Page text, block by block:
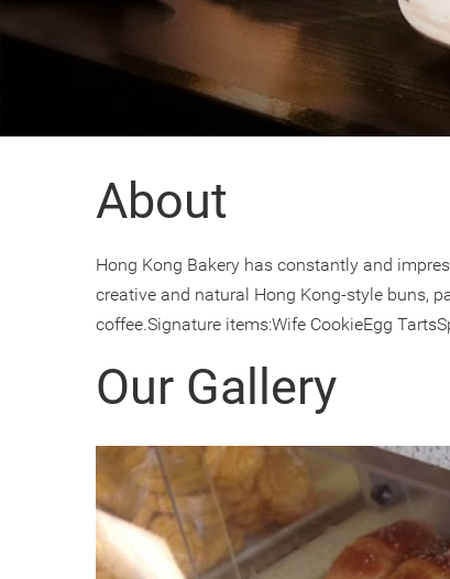
About
Hong Kong Bakery has constantly and
creative and natural Hong Kong-style buns,
coffee.Signature items:Wife CookieEgg Tarts
Our Gallery